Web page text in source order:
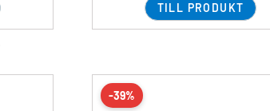
TILL PRODUKT
-39%